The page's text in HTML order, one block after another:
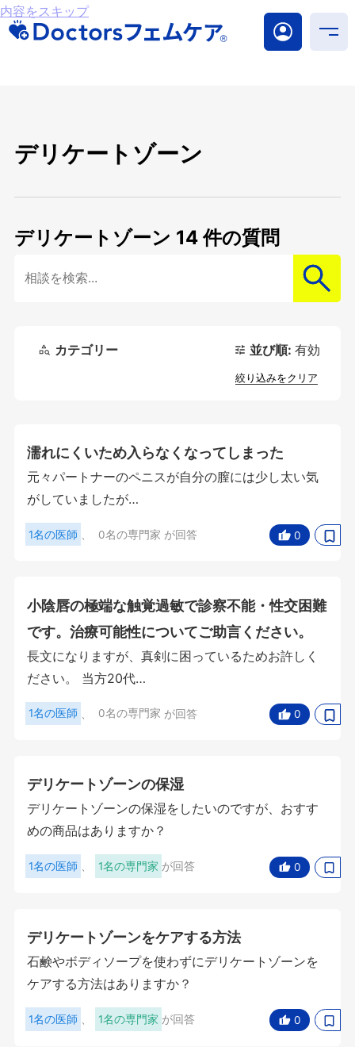
内容をスキップ
デリケートゾーン
デリケートゾーン 14 件の質問
並び順:有効
カテゴリー
絞り込みをクリア
濡れにくいため入らなくなってしまった
元々パートナーのペニスが自分の膣には少し太い気
がしていましたが…
1名の医師 0名の専門家 が回答 0
小陰唇の極端な触覚過敏で診察不能・性交困難
です。治療可能性についてご助言ください。
長文になりますが、真剣に困っているためお許しく
ださい。 当方20代…
1名の医師 0名の専門家 が回答 0
デリケートゾーンの保湿
デリケートゾーンの保湿をしたいのですが、おすす
めの商品はありますか？
1名の医師 1名の専門家 が回答 0
デリケートゾーンをケアする方法
石鹸やボディソープを使わずにデリケートゾーンを
ケアする方法はありますか？
1名の医師 1名の専門家 が回答 0